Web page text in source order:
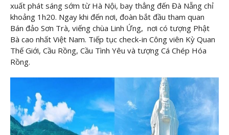
xuất phát sáng sớm từ Hà Nội, bay thẳng đến Đà Nẵng chỉ
khoảng 1h20. Ngay khi đến nơi, đoàn bắt đầu tham quan
Bán đảo Sơn Trà, viếng chùa Linh Ứng, nơi có tượng Phật
Bà cao nhất Việt Nam. Tiếp tục check-in Công viên Kỳ Quan
Thế Giới, Cầu Rồng, Cầu Tình Yêu và tượng Cá Chép Hóa
Rồng.